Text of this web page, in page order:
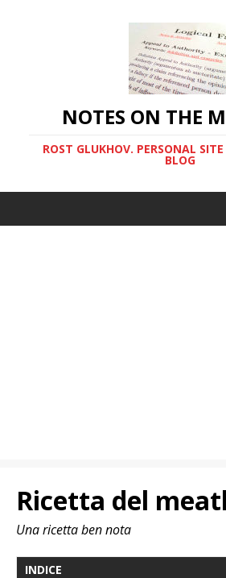
NOTES ON THE
ROST GLUKHOV. PERSONAL
BLOG
Ricetta del
Una ricetta ben nota
INDICE